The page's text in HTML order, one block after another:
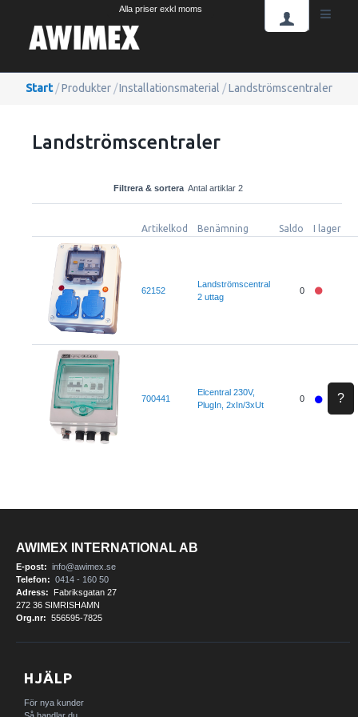
Alla priser exkl moms
Start /Produkter /Installationsmaterial /Landströmscentraler
Landströmscentraler
Filtrera & sortera Antal artiklar 2
Artikelkod Benämning Saldo I lager
62152
Landströmscentral
2 uttag
0
700441
Elcentral 230V,
PlugIn, 2xIn/3xUt
0 ?
AWIMEX INTERNATIONAL AB
E-post: info@awimex.se
Telefon: 0414 - 160 50
Adress:
Fabriksgatan 27
272 36 SIMRISHAMN
Org.nr: 556595-7825
HJÄLP
För nya kunder
Så handlar du